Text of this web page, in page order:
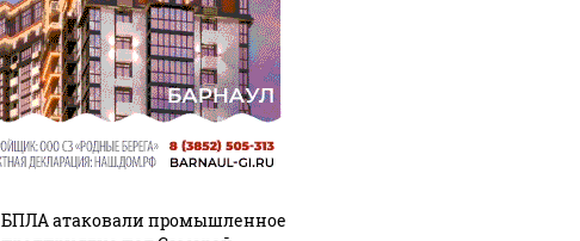
БПЛА атаковали промышленное